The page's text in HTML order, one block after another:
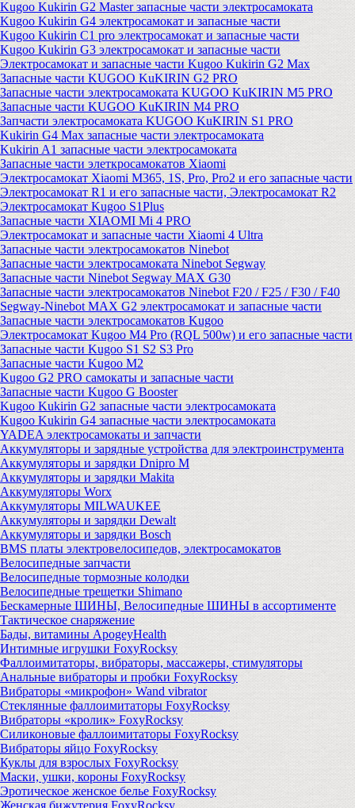
Kugoo Kukirin G2 Master запасные части электросамоката
Kugoo Kukirin G4 электросамокат и запасные части
Kugoo Kukirin C1 pro электросамокат и запасные части
Kugoo Kukirin G3 электросамокат и запасные части
Электросамокат и запасные части Kugoo Kukirin G2 Max
Запасные части KUGOO KuKIRIN G2 PRO
Запасные части электросамоката KUGOO KuKIRIN M5 PRO
Запасные части KUGOO KuKIRIN M4 PRO
Запчасти электросамоката KUGOO KuKIRIN S1 PRO
Kukirin G4 Max запасные части электросамоката
Kukirin A1 запасные части электросамоката
Запасные части элеткросамокатов Xiaomi
Электросамокат Xiaomi M365, 1S, Pro, Pro2 и его запасные части
Электросамокат R1 и его запасные части, Электросамокат R2
Электросамокат Kugoo S1Plus
Запасные части XIAOMI Mi 4 PRO
Электросамокат и запасные части Xiaomi 4 Ultra
Запасные части электросамокатов Ninebot
Запасные части электросамоката Ninebot Segway
Запасные части Ninebot Segway MAX G30
Запасные части электросамокатов Ninebot F20 / F25 / F30 / F40
Segway-Ninebot MAX G2 электросамокат и запасные части
Запасные части электросамокатов Kugoo
Электросамокат Kugoo M4 Pro (RQL 500w) и его запасные части
Запасные части Kugoo S1 S2 S3 Pro
Запасные части Kugoo M2
Kugoo G2 PRO самокаты и запасные части
Запасные части Kugoo G Booster
Kugoo Kukirin G2 запасные части электросамоката
Kugoo Kukirin G4 запасные части электросамоката
YADEA электросамокаты и запчасти
Аккумуляторы и зарядные устройства для электроинструмента
Аккумуляторы и зарядки Dnipro M
Аккумуляторы и зарядки Makita
Аккумуляторы Worx
Аккумуляторы MILWAUKEE
Аккумуляторы и зарядки Dewalt
Аккумуляторы и зарядки Bosch
BMS платы электровелосипедов, электросамокатов
Велосипедные запчасти
Велосипедные тормозные колодки
Велосипедные трещетки Shimano
Бескамерные ШИНЫ, Велосипедные ШИНЫ в ассортименте
Тактическое снаряжение
Бады, витамины ApogeyHealth
Интимные игрушки FoxyRocksy
Фаллоимитаторы, вибраторы, массажеры, стимуляторы
Анальные вибраторы и пробки FoxyRocksy
Вибраторы «микрофон» Wand vibrator
Стеклянные фаллоимитаторы FoxyRocksy
Вибраторы «кролик» FoxyRocksy
Силиконовые фаллоимитаторы FoxyRocksy
Вибраторы яйцо FoxyRocksy
Куклы для взрослых FoxyRocksy
Маски, ушки, короны FoxyRocksy
Эротическое женское белье FoxyRocksy